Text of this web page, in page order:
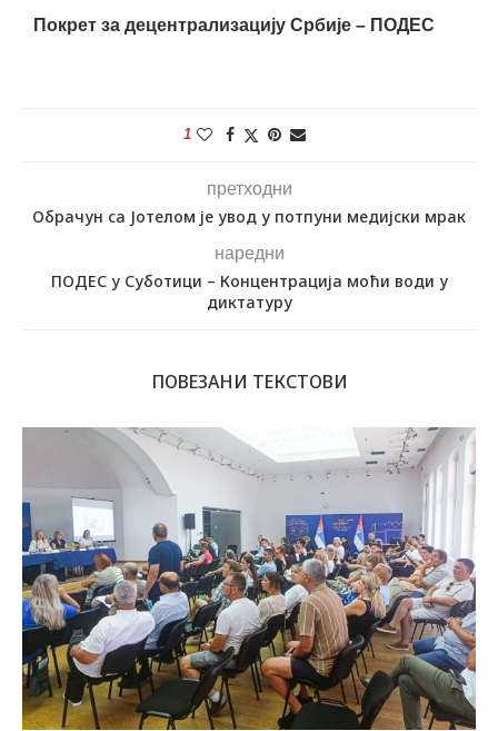
Покрет за децентрализацију Србије – ПОДЕС
1
претходни
Обрачун са Јотелом је увод у потпуни медијски мрак
наредни
ПОДЕС у Суботици – Концентрација моћи води у
диктатуру
ПОВЕЗАНИ ТЕКСТОВИ